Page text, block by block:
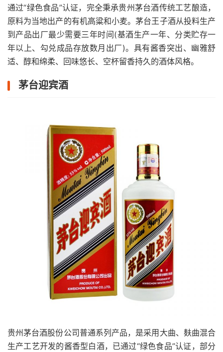
通过“绿色食品”认证，完全秉承贵州茅台酒传统工艺酿造，
原料为当地出产的有机高粱和小麦。茅台王子酒从投料生产
到产品出厂最少需要三年时间(基酒生产一年、分类贮存一
年以上、勾兑成品存放数月出厂)。具有酱香突出、幽雅舒
适、醇和绵柔、回味悠长、空杯留香持久的酒体风格。
茅台迎宾酒
贵州茅台酒股份公司普通系列产品，是采用大曲、麸曲混合
生产工艺开发的酱香型白酒，已通过“绿色食品”认证，部分